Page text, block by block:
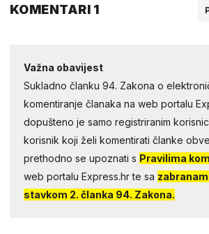
KOMENTARI 1
Važna obavijest
Sukladno članku 94. Zakona o
komentiranje članaka na web portalu
dopušteno je samo registriranim
korisnik koji želi komentirati članke
prethodno se upoznati s Pravilima
web portalu Express.hr te sa
stavkom 2. članka 94. Zakona.